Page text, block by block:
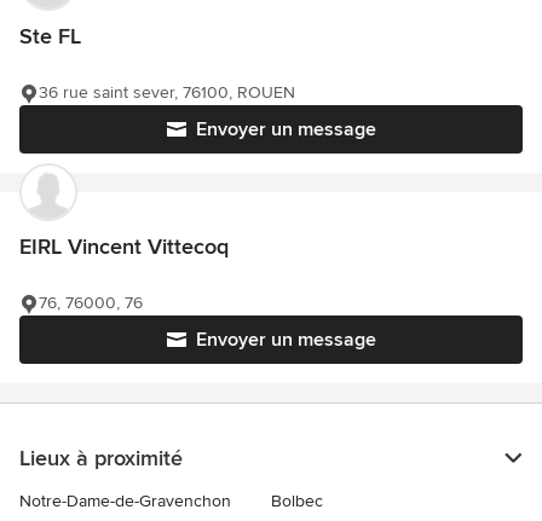
Ste FL
Envoyer un message
36 rue saint sever, 76100, ROUEN
EIRL Vincent Vittecoq
Envoyer un message
76, 76000, 76
Lieux à proximité
Notre-Dame-de-Gravenchon
Bolbec